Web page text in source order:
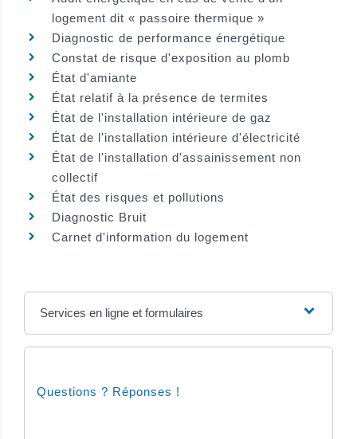
logement dit « passoire thermique »
Diagnostic de performance énergétique
Constat de risque d'exposition au plomb
État d'amiante
État relatif à la présence de termites
État de l'installation intérieure de gaz
État de l'installation intérieure d'électricité
État de l'installation d'assainissement non
collectif
État des risques et pollutions
Diagnostic Bruit
Carnet d'information du logement
Services en ligne et formulaires
Questions ? Réponses !